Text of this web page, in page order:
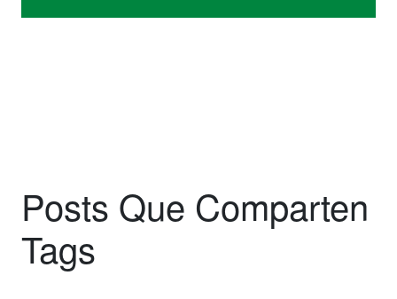
Posts Que Comparten
Tags